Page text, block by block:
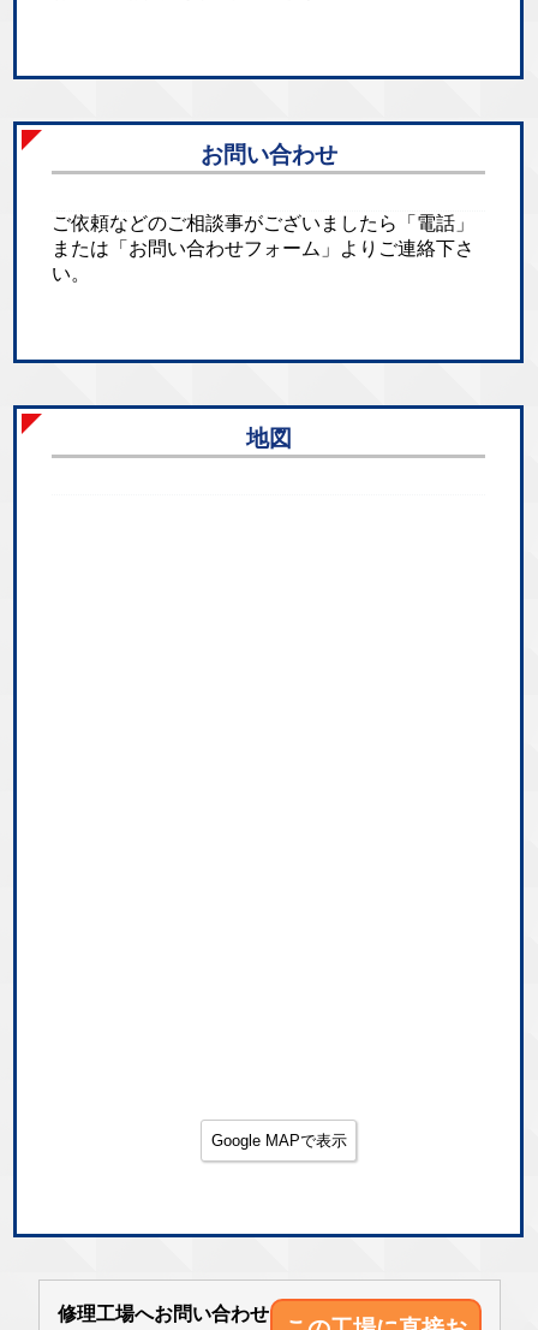
お問い合わせ
ご依頼などのご相談事がございましたら「電話」
または「お問い合わせフォーム」よりご連絡下さ
い。
地図
Google MAPで表示
修理工場へお問い合わせ